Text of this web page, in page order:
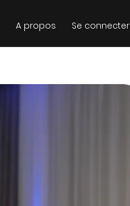
A propos Se connecter